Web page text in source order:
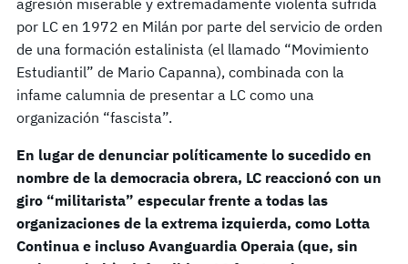
agresión miserable y extremadamente violenta sufrida
por LC en 1972 en Milán por parte del servicio de orden
de una formación estalinista (el llamado “Movimiento
Estudiantil” de Mario Capanna), combinada con la
infame calumnia de presentar a LC como una
organización “fascista”.
En lugar de denunciar políticamente lo sucedido en
nombre de la democracia obrera, LC reaccionó con un
giro “militarista” especular frente a todas las
organizaciones de la extrema izquierda, como Lotta
Continua e incluso Avanguardia Operaia (que, sin